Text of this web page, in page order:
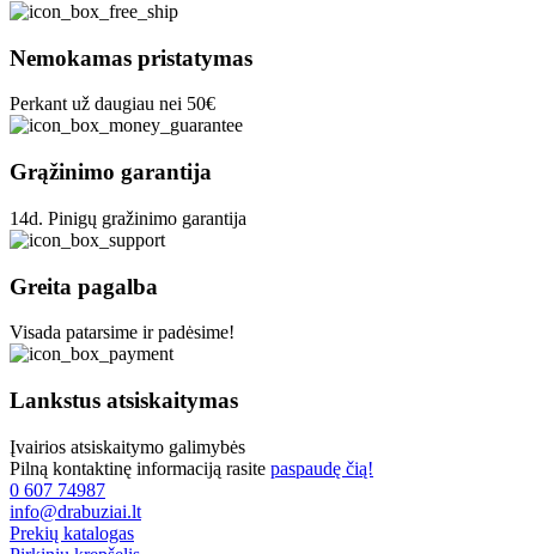
may
chosen
the
product
Nemokamas pristatymas
Perkant už daugiau nei 50€
Grąžinimo garantija
14d. Pinigų gražinimo garantija
Greita pagalba
Visada patarsime ir padėsime!
Lankstus atsiskaitymas
Įvairios atsiskaitymo galimybės
Pilną kontaktinę informaciją rasite paspaudę čią!
0 607 74987
info@drabuziai.lt
Prekių katalogas